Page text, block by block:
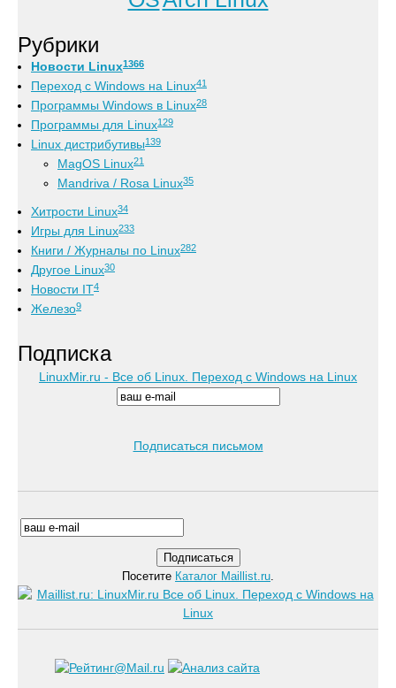
Рубрики
Новости Linux1366
Переход с Windows на Linux41
Программы Windows в Linux28
Программы для Linux129
Linux дистрибутивы139
MagOS Linux21
Mandriva / Rosa Linux35
Хитрости Linux34
Игры для Linux233
Книги / Журналы по Linux282
Другое Linux30
Новости IT4
Железо9
Подписка
LinuxMir.ru - Все об Linux. Переход с Windows на Linux
Подписаться письмом
Посетите Каталог Maillist.ru.